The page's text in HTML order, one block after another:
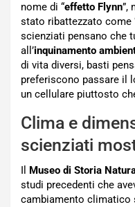
nome di “effetto Flynn”,
stato ribattezzato come
scienziati pensano che
all’inquinamento
di vita diversi, basti
preferiscono passare il
un cellulare piuttosto
Clima e
scienziati
Il Museo di Storia
studi precedenti che
cambiamento climatico